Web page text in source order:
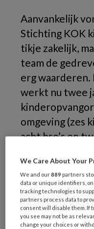
Aanvankelijk
Stichting KOK
tikje zakelijk,
team de
erg waarderen.
werkt nu twee
omgeving (zes
acht bso’s en
Waarom
We Care About Your
We and our889 partners
data or unique identifiers,
tracking technologies to
partners process data to
consent will disable them. If
you see may not be as
change your choices or